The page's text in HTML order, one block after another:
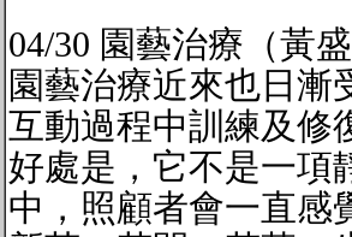
04/30 園藝治療（黃
園藝治療近來也日漸
互動過程中訓練及修
好處是，它不是一項
中，照顧者會一直感